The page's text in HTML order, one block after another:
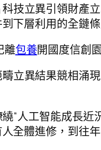
技立異引領財產
下層利用的全鏈
離包養開國度信創
立異結果競相涌
“人工智能成長
全體進修，到往